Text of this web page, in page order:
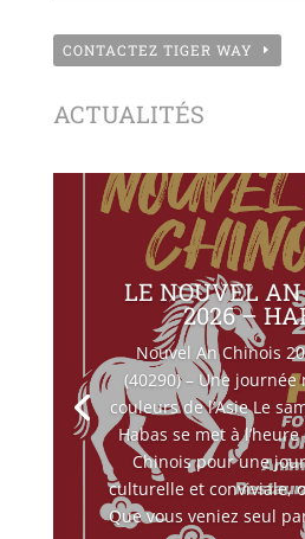
CONTACTEZ TIGER WAY
ACTUALITÉS
LE NOUVEL
2026 –
Nouvel An Chinois
(40290) – Une
couleurs de l’Asie Le
Habas se met à
Chinois pour une
culturelle et conviviale,
Que vous veniez seul